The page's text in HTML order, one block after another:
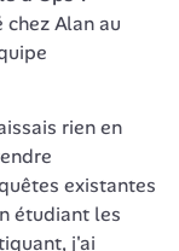
Alan au
rien en
existantes
étudiant les
j'ai